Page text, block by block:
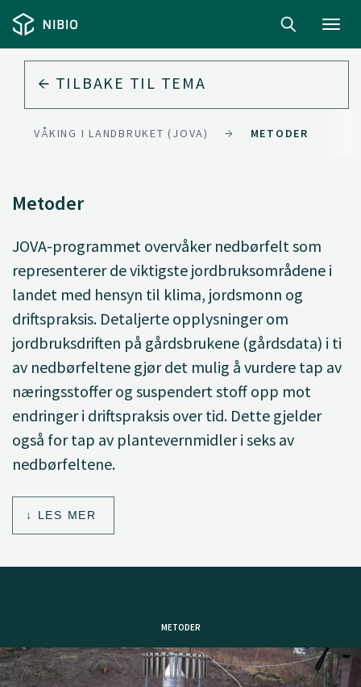
TILBAKE TIL TEMA
I LANDBRUKET (JOVA) METODER
Metoder
JOVA-programmet overvåker nedbørfelt som
representerer de viktigste jordbruksområdene i
landet med hensyn til klima, jordsmonn og
driftspraksis. Detaljerte opplysninger om
jordbruksdriften på gårdsbrukene (gårdsdata) i ti
av nedbørfeltene gjør det mulig å vurdere tap av
næringsstoffer og suspendert stoff opp mot
endringer i driftspraksis over tid. Dette gjelder
også for tap av plantevernmidler i seks av
nedbørfeltene.
LES MER
METODER